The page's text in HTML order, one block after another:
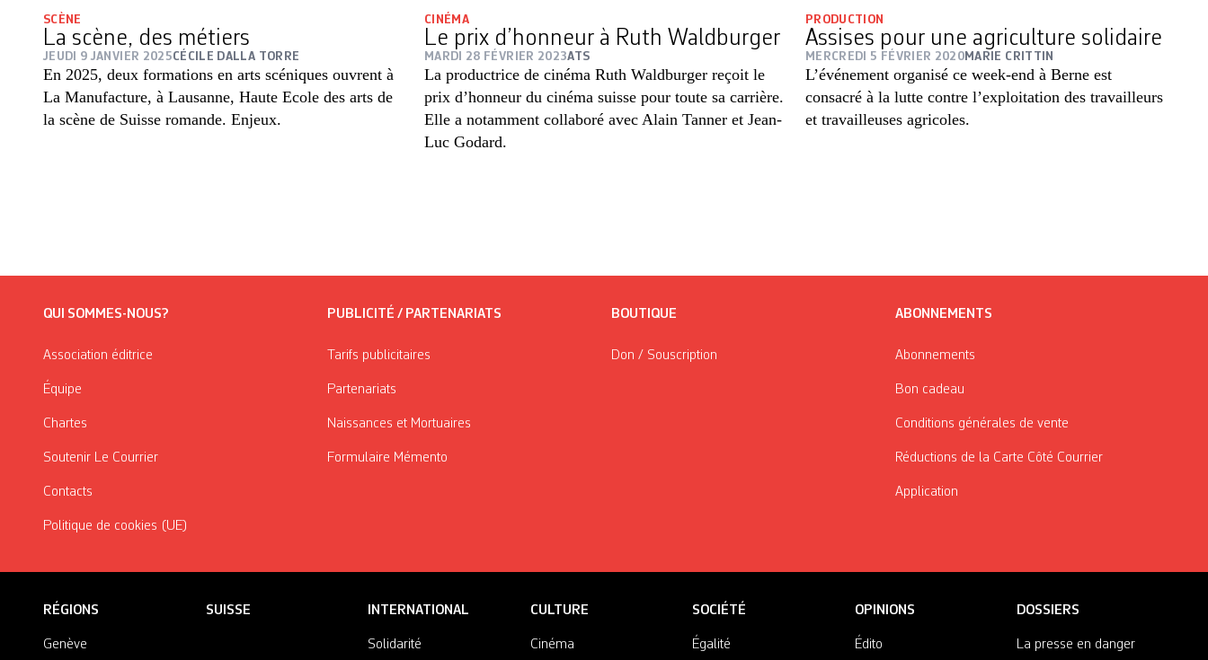
SCÈNE
La scène, des métiers
JEUDI 9 JANVIER 2025CÉCILE DALLA TORRE
En 2025, deux formations en arts scéniques ouvrent à
La Manufacture, à Lausanne, Haute Ecole des arts de
la scène de Suisse romande. Enjeux.
CINÉMA
Le prix d’honneur à Ruth Waldburger
MARDI 28 FÉVRIER 2023ATS
La productrice de cinéma Ruth Waldburger reçoit le
prix d’honneur du cinéma suisse pour toute sa carrière.
Elle a notamment collaboré avec Alain Tanner et Jean-
Luc Godard.
PRODUCTION
Assises pour une agriculture solidaire
MERCREDI 5 FÉVRIER 2020 MARIE CRITTIN
L’événement organisé ce week-end à Berne est
consacré à la lutte contre l’exploitation des travailleurs
et travailleuses agricoles.
QUI SOMMES-NOUS?
Association éditrice
Équipe
Chartes
Soutenir Le Courrier
Contacts
Politique de cookies (UE)
PUBLICITÉ / PARTENARIATS
Tarifs publicitaires
Partenariats
Naissances et Mortuaires
Formulaire Mémento
BOUTIQUE
Don / Souscription
ABONNEMENTS
Abonnements
Bon cadeau
Conditions générales de vente
Réductions de la Carte Côté Courrier
Application
RÉGIONS
Genève
SUISSE INTERNATIONAL
Solidarité
CULTURE
Cinéma
SOCIÉTÉ
Égalité
OPINIONS
Édito
DOSSIERS
La presse en danger